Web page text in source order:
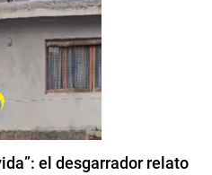
el desgarrador relato